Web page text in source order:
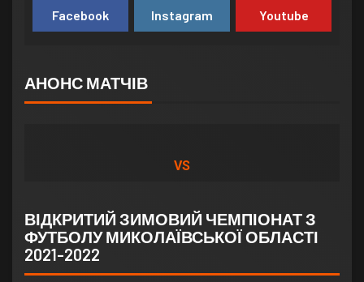
Facebook Instagram Youtube
АНОНС МАТЧІВ
VS
ВІДКРИТИЙ ЗИМОВИЙ ЧЕМПІОНАТ З
ФУТБОЛУ МИКОЛАЇВСЬКОЇ ОБЛАСТІ
2021-2022